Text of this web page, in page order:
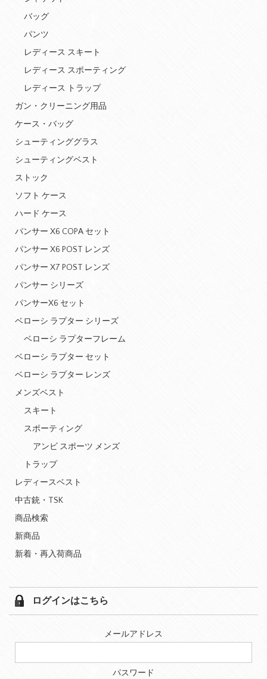
バッグ
パンツ
レディース スキート
レディース スポーティング
レディース トラップ
ガン・クリーニング用品
ケース・バッグ
シューティンググラス
シューティングベスト
ストック
ソフト ケース
ハード ケース
パンサー X6 COPA セット
パンサー X6 POST レンズ
パンサー X7 POST レンズ
パンサー シリーズ
パンサーX6 セット
ベローシ ラプター シリーズ
ベローシ ラプターフレーム
ベローシ ラプター セット
ベローシ ラプター レンズ
メンズベスト
スキート
スポーティング
アンビ スポーツ メンズ
トラップ
レディースベスト
中古銃・TSK
商品検索
新商品
新着・再入荷商品
ログインはこちら
メールアドレス
パスワード